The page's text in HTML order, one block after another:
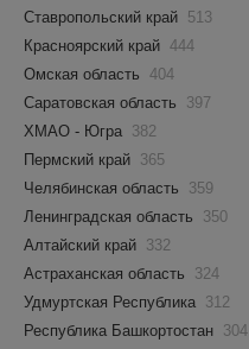
Ставропольский край 513
Красноярский край 444
Омская область 404
Саратовская область
397
ХМАО - Югра 382
Пермский край 365
Челябинская область
359
Ленинградская область
350
Алтайский край 332
Астраханская область
324
Удмуртская Республика 312
Республика Башкортостан 304